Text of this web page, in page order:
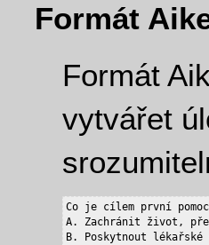
Formát
Formát
vytvářet
Co je cílem první
A. Zachránit život,
B. Poskytnout lékařské